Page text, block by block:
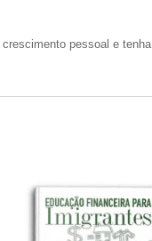
pessoal e tenha